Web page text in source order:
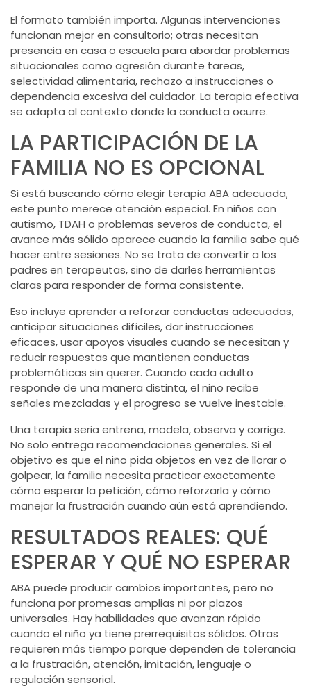
El formato también importa. Algunas intervenciones
funcionan mejor en consultorio; otras necesitan
presencia en casa o escuela para abordar problemas
situacionales como agresión durante tareas,
selectividad alimentaria, rechazo a instrucciones o
dependencia excesiva del cuidador. La terapia efectiva
se adapta al contexto donde la conducta ocurre.
LA PARTICIPACIÓN DE LA
FAMILIA NO ES OPCIONAL
Si está buscando cómo elegir terapia ABA adecuada,
este punto merece atención especial. En niños con
autismo, TDAH o problemas severos de conducta, el
avance más sólido aparece cuando la familia sabe qué
hacer entre sesiones. No se trata de convertir a los
padres en terapeutas, sino de darles herramientas
claras para responder de forma consistente.
Eso incluye aprender a reforzar conductas adecuadas,
anticipar situaciones difíciles, dar instrucciones
eficaces, usar apoyos visuales cuando se necesitan y
reducir respuestas que mantienen conductas
problemáticas sin querer. Cuando cada adulto
responde de una manera distinta, el niño recibe
señales mezcladas y el progreso se vuelve inestable.
Una terapia seria entrena, modela, observa y corrige.
No solo entrega recomendaciones generales. Si el
objetivo es que el niño pida objetos en vez de llorar o
golpear, la familia necesita practicar exactamente
cómo esperar la petición, cómo reforzarla y cómo
manejar la frustración cuando aún está aprendiendo.
RESULTADOS REALES: QUÉ
ESPERAR Y QUÉ NO ESPERAR
ABA puede producir cambios importantes, pero no
funciona por promesas amplias ni por plazos
universales. Hay habilidades que avanzan rápido
cuando el niño ya tiene prerrequisitos sólidos. Otras
requieren más tiempo porque dependen de tolerancia
a la frustración, atención, imitación, lenguaje o
regulación sensorial.